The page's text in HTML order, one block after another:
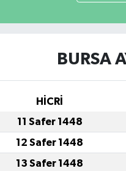
BURSA
HİCRİ
11 Safer 1448
12 Safer 1448
13 Safer 1448